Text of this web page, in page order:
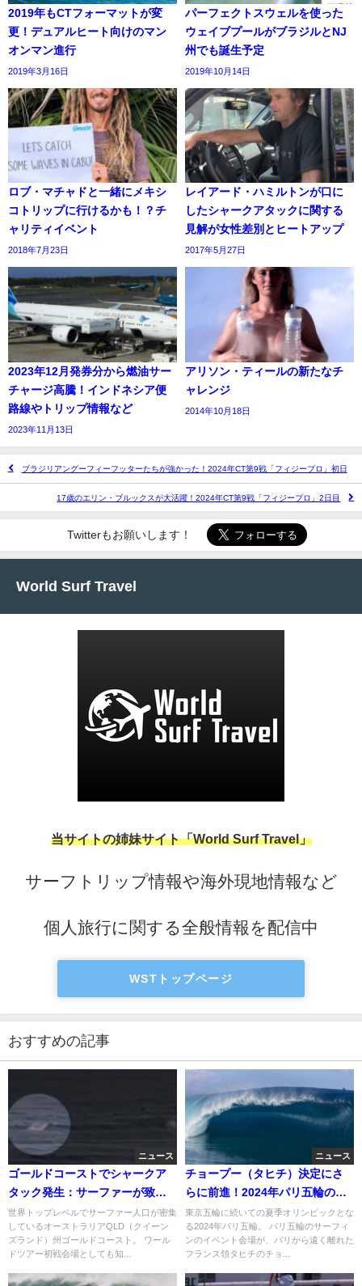
2019年もCTフォーマットが変
更！デュアルヒート向けのマン
オンマン進行
2019年3月16日
パーフェクトスウェルを使った
ウェイブプールがブラジルとNJ
州でも誕生予定
2019年10月14日
ロブ・マチャドと一緒にメキシ
コトリップに行けるかも！？チ
ャリティイベント
2018年7月23日
レイアード・ハミルトンが口に
したシャークアタックに関する
見解が女性差別とヒートアップ
2017年5月27日
2023年12月発券分から燃油サー
チャージ高騰！インドネシア便
路線やトリップ情報など
2023年11月13日
アリソン・ティールの新たなチ
ャレンジ
2014年10月18日
ブラジリアングーフィーフッターたちが強かった！2024年CT第9戦「フィジープロ」初日
17歳のエリン・ブルックスが大活躍！2024年CT第9戦「フィジープロ」2日目
Twitterもお願いします！
World Surf Travel
当サイトの姉妹サイト「World Surf Travel」
サーフトリップ情報や海外現地情報など
個人旅行に関する全般情報を配信中
WSTトップページ
おすすめの記事
ニュース
ゴールドコーストでシャークア
タック発生：サーファーが致命
傷を負う事に
世界トップレベルでサーファー人口が密集
しているオーストラリアQLD（クイーン
ズランド）州ゴールドコースト。 ワール
ドツアー初戦会場としても知...
ニュース
チョープー（タヒチ）決定にさ
らに前進！2024年パリ五輪のサ
ーフィン会場
東京五輪に続いての夏季オリンピックとな
る2024年パリ五輪。 パリ五輪のサーフィ
ンのイベント会場が、パリから遠く離れた
フランス領タヒチのチョ...